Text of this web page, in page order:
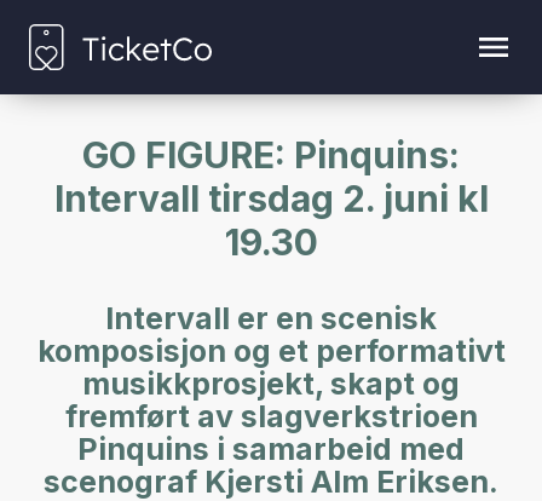
GO FIGURE: Pinquins:
Intervall tirsdag 2. juni kl
19.30
Intervall er en scenisk
komposisjon og et performativt
musikkprosjekt, skapt og
fremført av slagverkstrioen
Pinquins i samarbeid med
scenograf Kjersti Alm Eriksen.